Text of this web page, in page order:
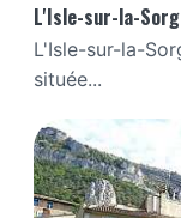
L'Isle-sur-la-
L'Isle-sur-la-
située...